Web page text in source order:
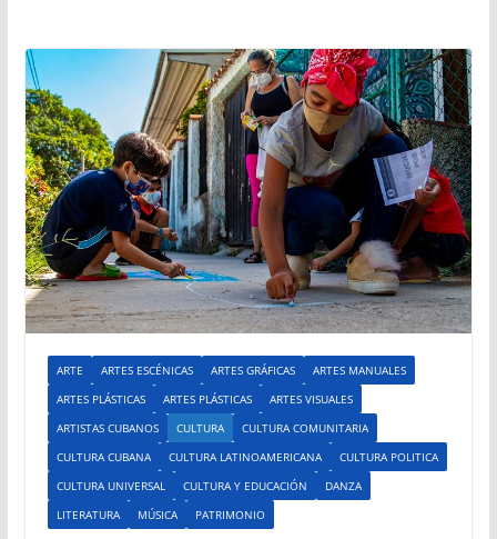
ARTE ARTES ESCÉNICAS ARTES GRÁFICAS
ARTES MANUALES
ARTES PLÁSTICAS
ARTES PLÁSTICAS
ARTES VISUALES
ARTISTAS CUBANOS
CULTURA
CULTURA COMUNITARIA
CULTURA CUBANA
CULTURA LATINOAMERICANA
CULTURA POLITICA
CULTURA UNIVERSAL
CULTURA Y EDUCACIÓN
DANZA
LITERATURA
MÚSICA PATRIMONIO